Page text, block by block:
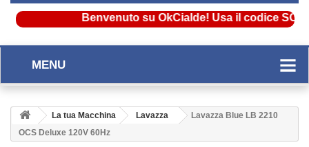
Benvenuto su OkCialde! Usa il codice
MENU
La tua Macchina Lavazza
Lavazza Blue LB 2210
OCS Deluxe 120V 60Hz